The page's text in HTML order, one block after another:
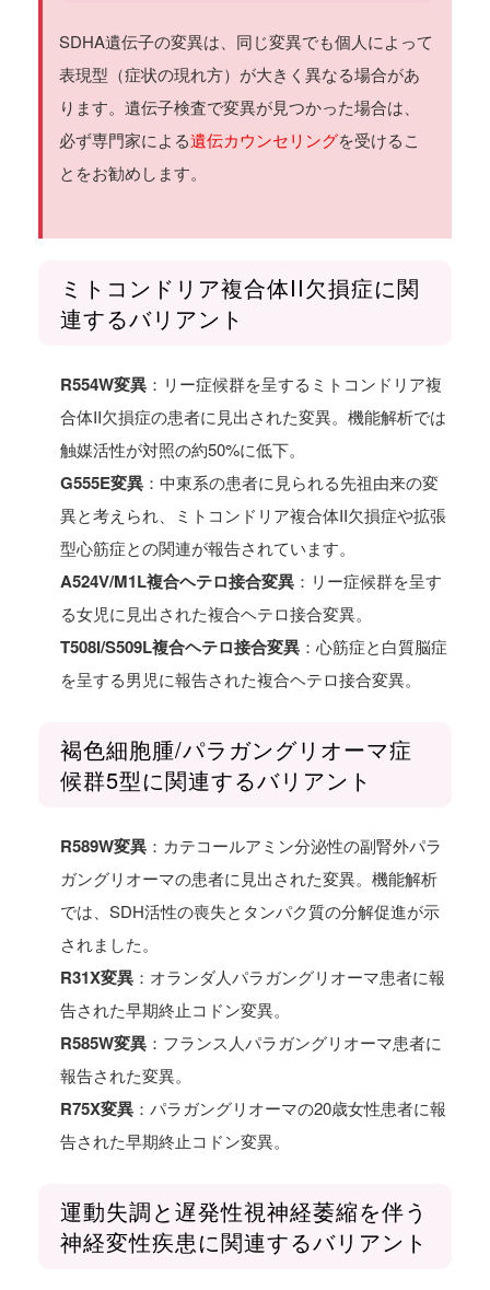
SDHA遺伝子の変異は、同じ変異でも個人によって
表現型（症状の現れ方）が大きく異なる場合があ
ります。遺伝子検査で変異が見つかった場合は、
必ず専門家による遺伝カウンセリングを受けるこ
とをお勧めします。
ミトコンドリア複合体II欠損症に関
連するバリアント
R554W変異：リー症候群を呈するミトコンドリア複
合体II欠損症の患者に見出された変異。機能解析では
触媒活性が対照の約50%に低下。
G555E変異：中東系の患者に見られる先祖由来の変
異と考えられ、ミトコンドリア複合体II欠損症や拡張
型心筋症との関連が報告されています。
A524V/M1L複合ヘテロ接合変異：リー症候群を呈す
る女児に見出された複合ヘテロ接合変異。
T508I/S509L複合ヘテロ接合変異：心筋症と白質脳症
を呈する男児に報告された複合ヘテロ接合変異。
褐色細胞腫/パラガングリオーマ症
候群5型に関連するバリアント
R589W変異：カテコールアミン分泌性の副腎外パラ
ガングリオーマの患者に見出された変異。機能解析
では、SDH活性の喪失とタンパク質の分解促進が示
されました。
R31X変異：オランダ人パラガングリオーマ患者に報
告された早期終止コドン変異。
R585W変異：フランス人パラガングリオーマ患者に
報告された変異。
R75X変異：パラガングリオーマの20歳女性患者に報
告された早期終止コドン変異。
運動失調と遅発性視神経萎縮を伴う
神経変性疾患に関連するバリアント